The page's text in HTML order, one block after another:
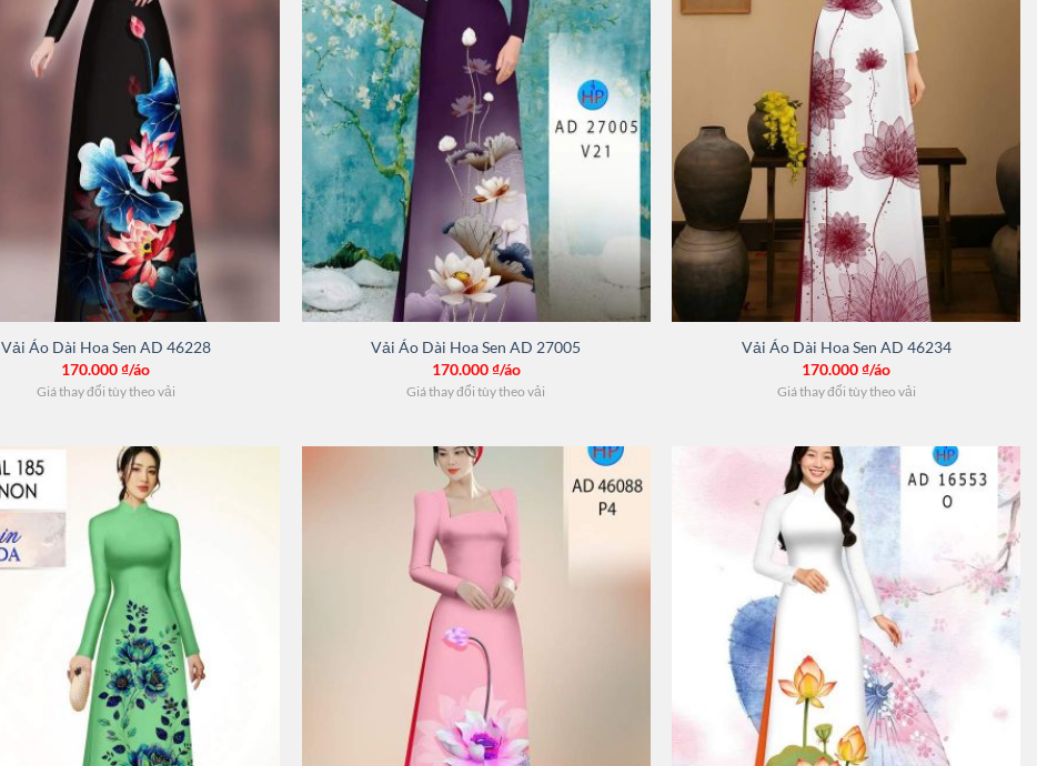
Vải Áo Dài Hoa Sen AD 46228
170.000₫/áo
Giá thay đổi tùy theo vải
Vải Áo Dài Hoa Sen AD 27005
170.000₫/áo
Giá thay đổi tùy theo vải
Vải Áo Dài Hoa Sen AD 46234
170.000₫/áo
Giá thay đổi tùy theo vải